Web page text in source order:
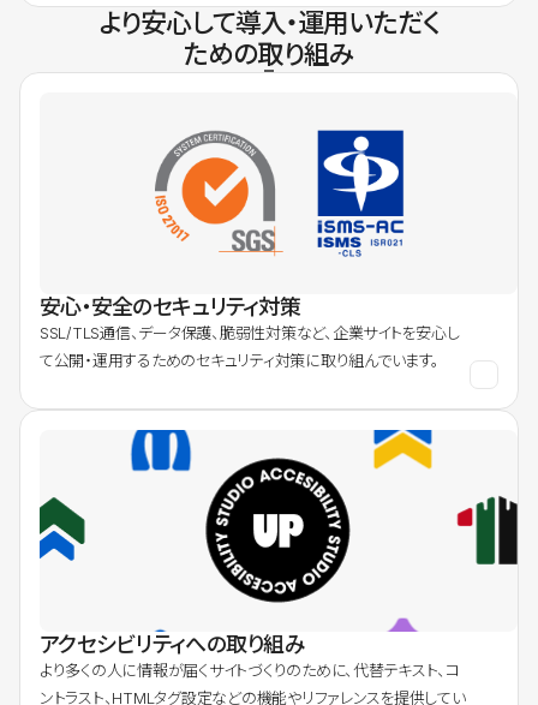
より安心して導入・運用いただく
ための取り組み
安心・安全のセキュリティ対策
SSL/TLS通信、データ保護、脆弱性対策など、企業サイトを安心し
て公開・運用するためのセキュリティ対策に取り組んでいます。
アクセシビリティへの取り組み
より多くの人に情報が届くサイトづくりのために、代替テキスト、コ
ントラスト、HTMLタグ設定などの機能やリファレンスを提供してい